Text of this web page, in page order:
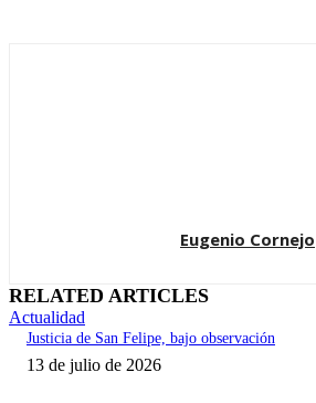
Eugenio Cornejo
RELATED ARTICLES
Actualidad
Justicia de San Felipe, bajo observación
13 de julio de 2026